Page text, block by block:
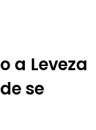
a Leveza
se